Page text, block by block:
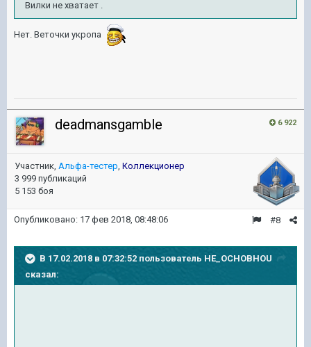
Вилки не хватает .
Нет. Веточки укропа
6 922
deadmansgamble
Участник, Альфа-тестер, Коллекционер
3 999 публикаций
5 153 боя
#8
Опубликовано: 17 фев 2018, 08:48:06
В 17.02.2018 в 07:32:52 пользователь HE_OCHOBHOU
сказал: